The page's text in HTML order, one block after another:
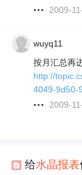
2009-
wuyq11
按月汇总再
http://
4049-9d50-
2009-
给水晶报表